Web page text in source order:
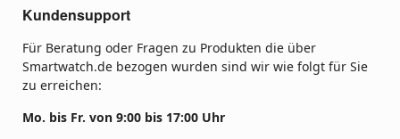
Kundensupport
Für Beratung oder Fragen zu Produkten die über
Smartwatch.de bezogen wurden sind wir wie folgt für Sie
zu erreichen:
Mo. bis Fr. von 9:00 bis 17:00 Uhr